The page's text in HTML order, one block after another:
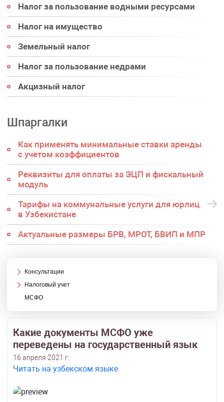
Налог за пользование водными ресурсами
Налог на имущество
Земельный налог
Налог за пользование недрами
Акцизный налог
Шпаргалки
Как применять минимальные ставки аренды
с учетом коэффициентов
Реквизиты для оплаты за ЭЦП и фискальный
модуль
Тарифы на коммунальные услуги для юрлиц
в Узбекистане
Актуальные размеры БРВ, МРОТ, БВИП и МПР
Консультации
Налоговый учет
МСФО
Какие документы МСФО уже
переведены на государственный язык
16 апреля 2021 г.
Читать на узбекском языке